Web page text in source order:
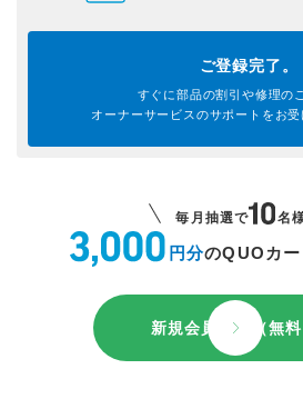
ご登録完了。
すぐに部品の割引や修理の
オーナーサービスのサポートを お
毎月抽選で 名
円分のQUOカー
新規会員登録（無料